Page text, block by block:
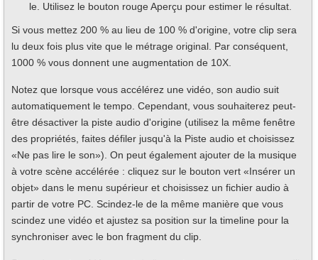
le. Utilisez le bouton rouge Aperçu pour estimer le résultat.
Si vous mettez 200 % au lieu de 100 % d'origine, votre clip sera
lu deux fois plus vite que le métrage original. Par conséquent,
1000 % vous donnent une augmentation de 10X.
Notez que lorsque vous accélérez une vidéo, son audio suit
automatiquement le tempo. Cependant, vous souhaiterez peut-
être désactiver la piste audio d'origine (utilisez la même fenêtre
des propriétés, faites défiler jusqu'à la Piste audio et choisissez
«Ne pas lire le son»). On peut également ajouter de la musique
à votre scène accélérée : cliquez sur le bouton vert «Insérer un
objet» dans le menu supérieur et choisissez un fichier audio à
partir de votre PC. Scindez-le de la même manière que vous
scindez une vidéo et ajustez sa position sur la timeline pour la
synchroniser avec le bon fragment du clip.